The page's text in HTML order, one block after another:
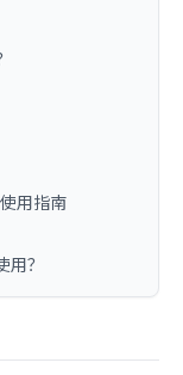
用指南
？